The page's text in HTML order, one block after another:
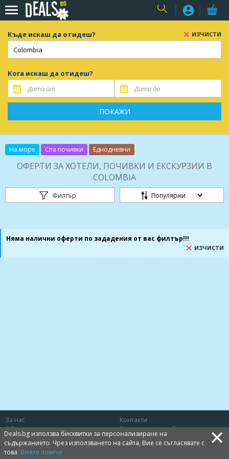
USER
Къде искаш да отидеш? ИЗЧИСТИ
Кога искаш да отидеш?
ПОКАЖИ
На море Спа почивки Еднодневни
ОФЕРТИ ЗА ХОТЕЛИ, ПОЧИВКИ И ЕКСКУРЗИИ В
COLOMBIA
Филтър
Няма налични оферти по зададения от вас филтър!!!
ИЗЧИСТИ
За нас
Контакти
Общи условия
Защита на потребителя
Политика за лични данни
Бисквитки
Deals.bg използва бисквитки за персонализиране на
съдържанието. Чрез използването на сайта, Вие се съгласявате с
това. Вижте повече ×